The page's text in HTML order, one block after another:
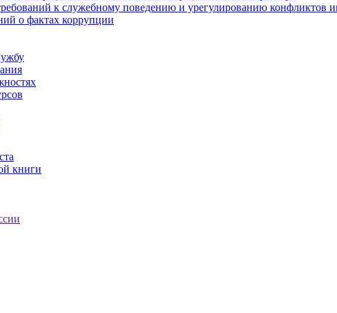
к служебному поведению и урегулированию конфликтов
о фактах коррупции
книги